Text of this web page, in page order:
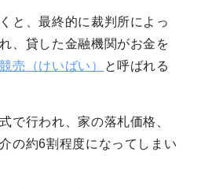
と、最終的に裁判所によっ
、貸した金融機関がお金を
競売（けいばい）
と呼ばれる
で行われ、家の落札価格、
の約6割程度になってしまい